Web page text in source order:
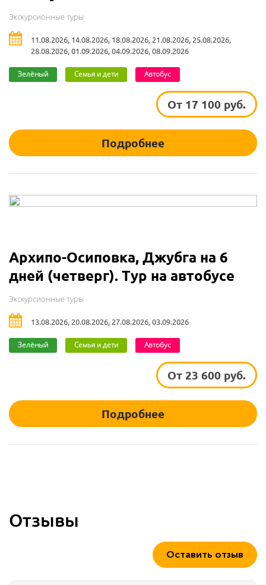
Экскурсионные туры
11.08.2026, 14.08.2026, 18.08.2026, 21.08.2026, 25.08.2026,
28.08.2026, 01.09.2026, 04.09.2026, 08.09.2026
Зелёный Семья и дети Автобус
От 17 100 руб.
Подробнее
Архипо-Осиповка, Джубга на 6
дней (четверг). Тур на автобусе
Экскурсионные туры
13.08.2026, 20.08.2026, 27.08.2026, 03.09.2026
Зелёный Семья и дети Автобус
От 23 600 руб.
Подробнее
Отзывы
Оставить отзыв